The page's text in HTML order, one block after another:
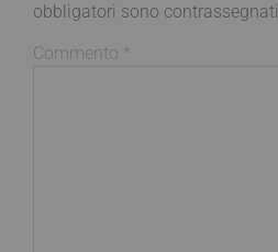
obbligatori sono contrassegnati
Commento *